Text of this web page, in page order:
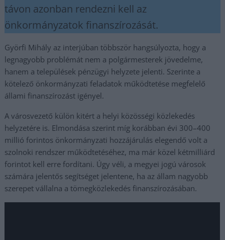
távon azonban rendezni kell az
önkormányzatok finanszírozását.
Györfi Mihály az interjúban többször hangsúlyozta, hogy a
legnagyobb problémát nem a polgármesterek jövedelme,
hanem a települések pénzügyi helyzete jelenti. Szerinte a
kötelező önkormányzati feladatok működtetése megfelelő
állami finanszírozást igényel.
A városvezető külön kitért a helyi közösségi közlekedés
helyzetére is. Elmondása szerint míg korábban évi 300–400
millió forintos önkormányzati hozzájárulás elegendő volt a
szolnoki rendszer működtetéséhez, ma már közel kétmilliárd
forintot kell erre fordítani. Úgy véli, a megyei jogú városok
számára jelentős segítséget jelentene, ha az állam nagyobb
szerepet vállalna a tömegközlekedés finanszírozásában.